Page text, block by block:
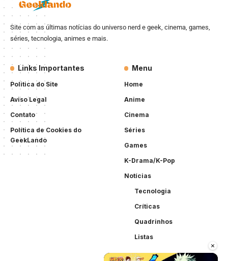
×
Site com as últimas notícias do universo nerd e geek, cinema, games,
séries, tecnologia, animes e mais.
Links Importantes
Politica do Site
Aviso Legal
Contato
Política de Cookies do
GeekLando
Menu
Home
Anime
Cinema
Séries
Games
K-Drama/K-Pop
Notícias
Tecnologia
Críticas
Quadrinhos
Listas